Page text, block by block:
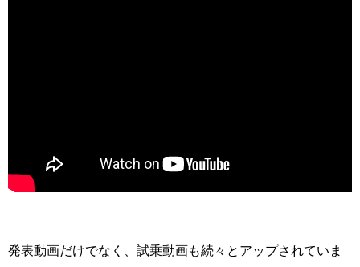
発表動画だけでなく、試乗動画も続々とアップされていま